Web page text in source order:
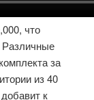
что
за
из 40
к